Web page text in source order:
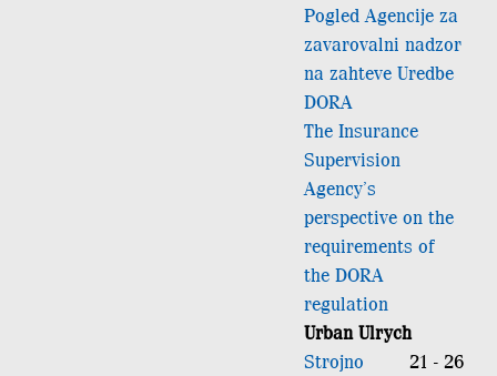
Pogled Agencije za
zavarovalni nadzor
na zahteve Uredbe
DORA
The Insurance
Supervision
Agency’s
perspective on the
requirements of
the DORA
regulation
Urban Ulrych
21 - 26
Strojno